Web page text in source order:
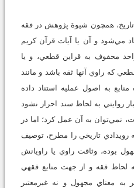
همچون شيوة پژوهش در فقه
مي‌شود و آن يا آيات قرآن کريم
واحد محفوف به قراين قطعي، و يا
که راوي آنها ثقه باشد و مانند
منابع به اصول عمليه استناد داده
روايتي به لحاظ سند احراز نشود
نمي‌توان به آن عمل كرد؛ اما در
رويدادي تاريخي را مطرح، توصيف
بوده، وثاقت راوي يا راويانش
لحاظ فقه و از جهت منابع فقهي
به معناي مجهول و نه غيرمعتبر